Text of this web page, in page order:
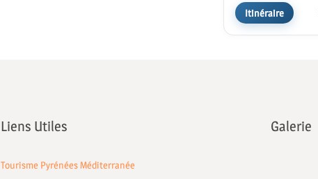
Itinéraire
Liens Utiles
Tourisme Pyrénées Méditerranée
Galerie